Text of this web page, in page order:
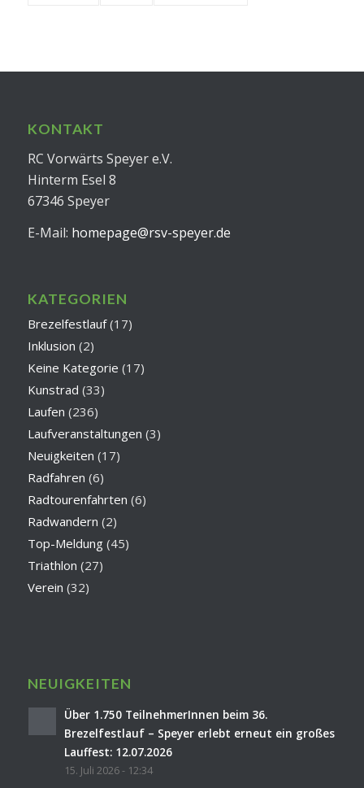
KONTAKT
RC Vorwärts Speyer e.V.
Hinterm Esel 8
67346 Speyer
E-Mail: homepage@rsv-speyer.de
KATEGORIEN
Brezelfestlauf(17)
Inklusion (2)
Keine Kategorie (17)
Kunstrad (33)
Laufen (236)
Laufveranstaltungen (3)
Neuigkeiten (17)
Radfahren (6)
Radtourenfahrten (6)
Radwandern (2)
Top-Meldung(45)
Triathlon (27)
Verein (32)
NEUIGKEITEN
Über 1.750 TeilnehmerInnen beim 36.
Brezelfestlauf – Speyer erlebt erneut ein großes
Lauffest: 12.07.2026
15. Juli 2026 - 12:34